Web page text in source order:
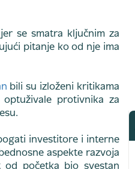
se smatra ključnim za
pitanje ko od nje ima
bili su izloženi kritikama
protivnika za
investitore i interne
aspekte razvoja
od početka bio svestan